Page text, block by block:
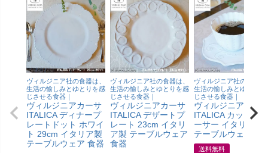
ヴィルジニア社の食器は、
生活の愉しみとゆとりを感
じさせる食器｜
ヴィルジニアカーサ
ITALICA ディナープ
レートドット ホワイ
ト 29cm イタリア製
テーブルウェア 食器
ヴィルジニア社の食器は、
生活の愉しみとゆとりを感
じさせる食器｜
ヴィルジニアカーサ
ITALICA デザートプ
レート 23cm イタリ
ア製 テーブルウェア
食器
ヴィルジニア社の食器は
生活の愉しみとゆとりを
じさせる食器｜
ヴィルジニアカー
ITALICA カップ＆ソ
ーサー イタリア製
テーブルウェア 食
送料無料